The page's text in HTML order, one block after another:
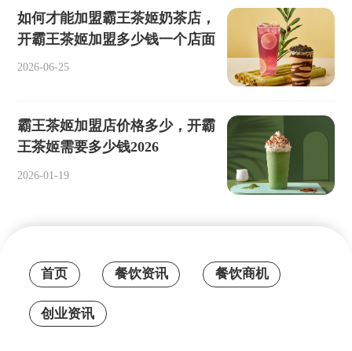
如何才能加盟霸王茶姬奶茶店，
开霸王茶姬加盟多少钱一个店面
2026-06-25
霸王茶姬加盟店价格多少，开霸
王茶姬需要多少钱2026
2026-01-19
首页 餐饮资讯 餐饮商机
创业资讯